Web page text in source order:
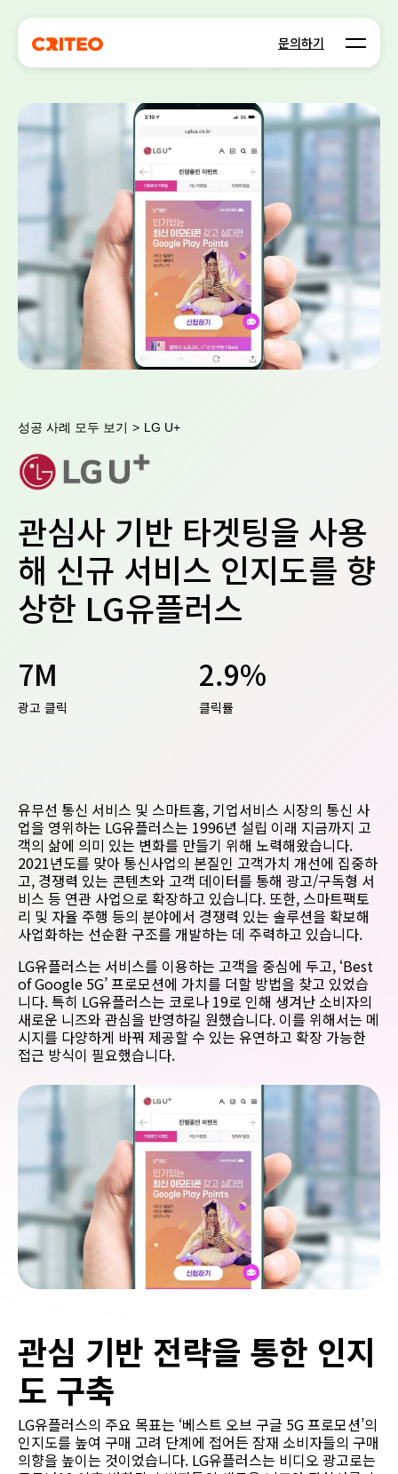
문의하기 Open
성공 사례 모두 보기 > LG U+
관심사 기반 타겟팅을 사용
해 신규 서비스 인지도를 향
상한 LG유플러스
7M
광고 클릭
2.9%
클릭률
유무선 통신 서비스 및 스마트홈, 기업서비스 시장의 통신 사
업을 영위하는 LG유플러스는 1996년 설립 이래 지금까지 고
객의 삶에 의미 있는 변화를 만들기 위해 노력해왔습니다.
2021년도를 맞아 통신사업의 본질인 고객가치 개선에 집중하
고, 경쟁력 있는 콘텐츠와 고객 데이터를 통해 광고/구독형 서
비스 등 연관 사업으로 확장하고 있습니다. 또한, 스마트팩토
리 및 자율 주행 등의 분야에서 경쟁력 있는 솔루션을 확보해
사업화하는 선순환 구조를 개발하는 데 주력하고 있습니다.
LG유플러스는 서비스를 이용하는 고객을 중심에 두고, ‘Best
of Google 5G’ 프로모션에 가치를 더할 방법을 찾고 있었습
니다. 특히 LG유플러스는 코로나 19로 인해 생겨난 소비자의
새로운 니즈와 관심을 반영하길 원했습니다. 이를 위해서는 메
시지를 다양하게 바꿔 제공할 수 있는 유연하고 확장 가능한
접근 방식이 필요했습니다.
관심 기반 전략을 통한 인지
도 구축
LG유플러스의 주요 목표는 ‘베스트 오브 구글 5G 프로모션’의
인지도를 높여 구매 고려 단계에 접어든 잠재 소비자들의 구매
의향을 높이는 것이었습니다. LG유플러스는 비디오 광고로는